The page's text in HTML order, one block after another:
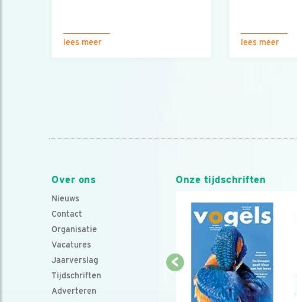
lees meer lees meer
Over ons
Nieuws
Contact
Organisatie
Vacatures
Jaarverslag
Tijdschriften
Adverteren
Onze tijdschriften